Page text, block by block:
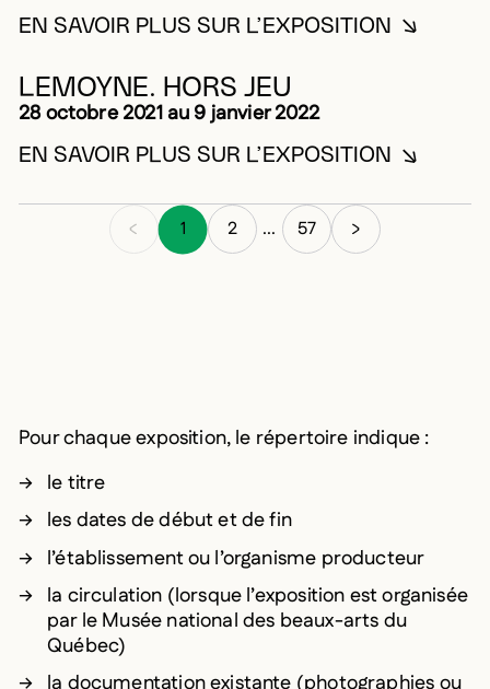
EN SAVOIR PLUS SUR L’EXPOSITION
EN SAVOIR PLUS SUR
2021
LEMOYNE. HORS JEU
28 octobre 2021 au 9 janvier 2022
EN SAVOIR PLUS SUR L’EXPOSITION
EN SAVOIR PLUS SUR
1 2 ... 57
Pour chaque exposition, le répertoire indique :
le titre
les dates de début et de fin
l’établissement ou l’organisme producteur
la circulation (lorsque l’exposition est organisée
par le Musée national des beaux-arts du
Québec)